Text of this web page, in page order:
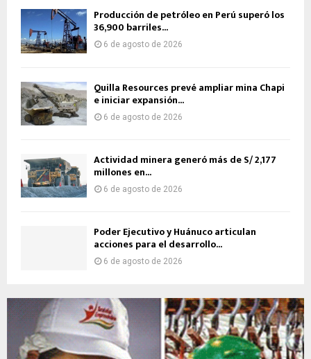
Producción de petróleo en Perú superó los
36,900 barriles...
6 de agosto de 2026
Quilla Resources prevé ampliar mina Chapi
e iniciar expansión...
6 de agosto de 2026
Actividad minera generó más de S/ 2,177
millones en...
6 de agosto de 2026
Poder Ejecutivo y Huánuco articulan
acciones para el desarrollo...
6 de agosto de 2026